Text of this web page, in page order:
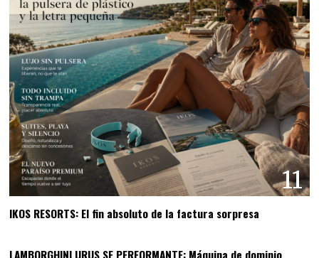
11
IKOS RESORTS: El fin absoluto de la factura sorpresa
LAMBORGHINI URUS SE PERFORMANTE: Máquina de dominio